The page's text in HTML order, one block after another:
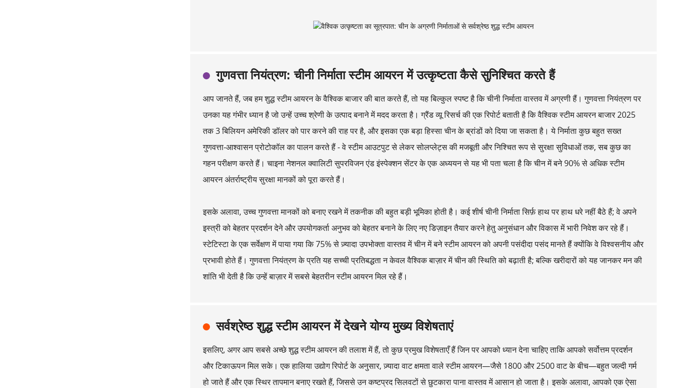
गुणवत्ता नियंत्रण: चीनी निर्माता स्टीम आयरन में उत्कृष्टता कैसे सुनिश्चित करते हैं
आप जानते हैं, जब हम शुद्ध स्टीम आयरन के वैश्विक बाजार की बात करते हैं, तो यह बिल्कुल स्पष्ट है कि चीनी निर्माता वास्तव में अग्रणी हैं। गुणवत्ता नियंत्रण पर
उनका यह गंभीर ध्यान है जो उन्हें उच्च श्रेणी के उत्पाद बनाने में मदद करता है। ग्रैंड व्यू रिसर्च की एक रिपोर्ट बताती है कि वैश्विक स्टीम आयरन बाजार 2025
तक 3 बिलियन अमेरिकी डॉलर को पार करने की राह पर है, और इसका एक बड़ा हिस्सा चीन के ब्रांडों को दिया जा सकता है। ये निर्माता कुछ बहुत सख्त
गुणवत्ता-आश्वासन प्रोटोकॉल का पालन करते हैं - वे स्टीम आउटपुट से लेकर सोलप्लेट्स की मजबूती और निश्चित रूप से सुरक्षा सुविधाओं तक, सब कुछ का
गहन परीक्षण करते हैं। चाइना नेशनल क्वालिटी सुपरविजन एंड इंस्पेक्शन सेंटर के एक अध्ययन से यह भी पता चला है कि चीन में बने 90% से अधिक स्टीम
आयरन अंतर्राष्ट्रीय सुरक्षा मानकों को पूरा करते हैं।
इसके अलावा, उच्च गुणवत्ता मानकों को बनाए रखने में तकनीक की बहुत बड़ी भूमिका होती है। कई शीर्ष चीनी निर्माता सिर्फ़ हाथ पर हाथ धरे नहीं बैठे हैं; वे अपने
इस्त्री को बेहतर प्रदर्शन देने और उपयोगकर्ता अनुभव को बेहतर बनाने के लिए नए डिज़ाइन तैयार करने हेतु अनुसंधान और विकास में भारी निवेश कर रहे हैं।
स्टेटिस्टा के एक सर्वेक्षण में पाया गया कि 75% से ज़्यादा उपभोक्ता वास्तव में चीन में बने स्टीम आयरन को अपनी पसंदीदा पसंद मानते हैं क्योंकि वे विश्वसनीय और
प्रभावी होते हैं। गुणवत्ता नियंत्रण के प्रति यह सच्ची प्रतिबद्धता न केवल वैश्विक बाज़ार में चीन की स्थिति को बढ़ाती है; बल्कि खरीदारों को यह जानकर मन की
शांति भी देती है कि उन्हें बाज़ार में सबसे बेहतरीन स्टीम आयरन मिल रहे हैं।
सर्वश्रेष्ठ शुद्ध स्टीम आयरन में देखने योग्य मुख्य विशेषताएं
इसलिए, अगर आप सबसे अच्छे शुद्ध स्टीम आयरन की तलाश में हैं, तो कुछ प्रमुख विशेषताएँ हैं जिन पर आपको ध्यान देना चाहिए ताकि आपको सर्वोत्तम प्रदर्शन
और टिकाऊपन मिल सके। एक हालिया उद्योग रिपोर्ट के अनुसार, ज़्यादा वाट क्षमता वाले स्टीम आयरन—जैसे 1800 और 2500 वाट के बीच—बहुत जल्दी गर्म
हो जाते हैं और एक स्थिर तापमान बनाए रखते हैं, जिससे उन कष्टप्रद सिलवटों से छुटकारा पाना वास्तव में आसान हो जाता है। इसके अलावा, आपको एक ऐसा